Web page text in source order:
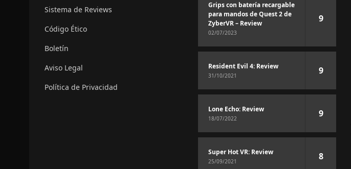
Sistema de Reviews
Código Ético
Boletín
Aviso Legal
Política de Privacidad
Grips con batería recargable
para mandos de Quest 2 de
ZyberVR – Review
02/07/2023
9
Resident Evil 4: Review
31/10/2021 9
Lone Echo: Review
18/07/2022 9
Super Hot VR: Review
25/09/2021 8